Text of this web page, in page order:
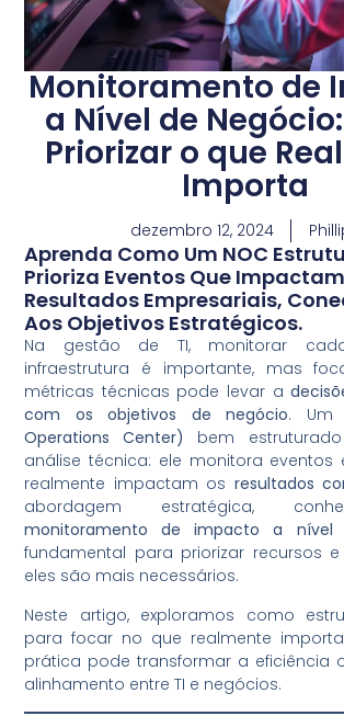
Monitoramento de
a Nível de
Priorizar o que
Importa
dezembro 12, 2024
Aprenda Como Um NOC
Prioriza Eventos Que
Resultados Empresariais,
Aos Objetivos Estratégicos.
Na gestão de TI, monitorar
infraestrutura é importante, mas
métricas técnicas pode levar a
com os objetivos de negócio.
Operations Center)
bem
análise técnica: ele monitora eventos
realmente impactam os resultados
abordagem estratégica,
monitoramento de impacto a nível
fundamental para priorizar recursos
eles são mais necessários.
Neste artigo, exploramos como
para focar no que realmente
prática pode transformar a eficiência
alinhamento entre TI e negócios.